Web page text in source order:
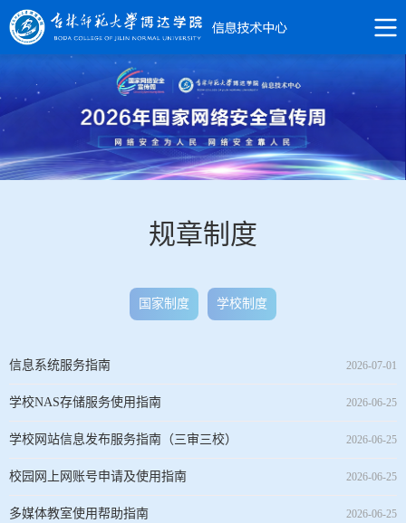
规章制度
国家制度 学校制度
信息系统服务指南 2026-07-01
学校NAS存储服务使用指南 2026-06-25
学校网站信息发布服务指南（三审三校） 2026-06-25
校园网上网账号申请及使用指南 2026-06-25
多媒体教室使用帮助指南 2026-06-25